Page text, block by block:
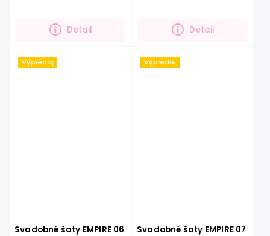
Detail
ľahučký model si...
Detail
sukňou. V tomto kúsku...
Výpredaj
Svadobné šaty EMPIRE 06
Výpredaj
Svadobné šaty EMPIRE 07